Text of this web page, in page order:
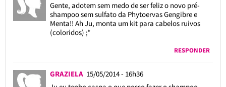
Gente, adotem sem medo de ser feliz o novo pré-
shampoo sem sulfato da Phytoervas Gengibre e
Menta!! Ah Ju, monta um kit para cabelos ruivos
(coloridos) ;*
RESPONDER
GRAZIELA 15/05/2014 - 16h36